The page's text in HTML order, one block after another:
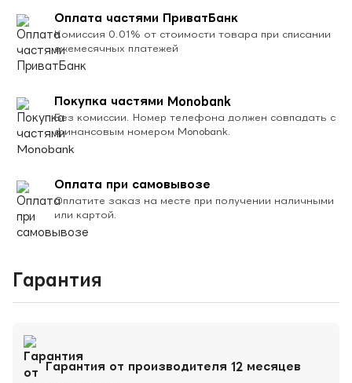
Оплата частями ПриватБанк
Комиссия 0.01% от стоимости товара при списании
ежемесячных платежей
Покупка частями Monobank
Без комиссии. Номер телефона должен совпадать с
финансовым номером Monobank.
Оплата при самовывозе
Оплатите заказ на месте при получении наличными
или картой.
Гарантия
Гарантия от производителя 12 месяцев